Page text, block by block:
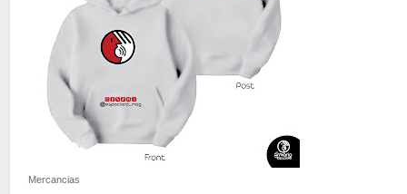
Mercancias